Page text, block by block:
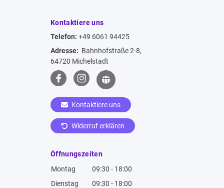
Kontaktiere uns
Telefon: +49 6061 94425
Adresse: Bahnhofstraße 2-8,
64720 Michelstadt
Kontaktiere uns
Widerruf erklären
Öffnungszeiten
Montag
09:30 - 18:00
Dienstag
09:30 - 18:00